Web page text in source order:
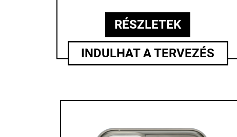
RÉSZLETEK
INDULHAT A TERVEZÉS